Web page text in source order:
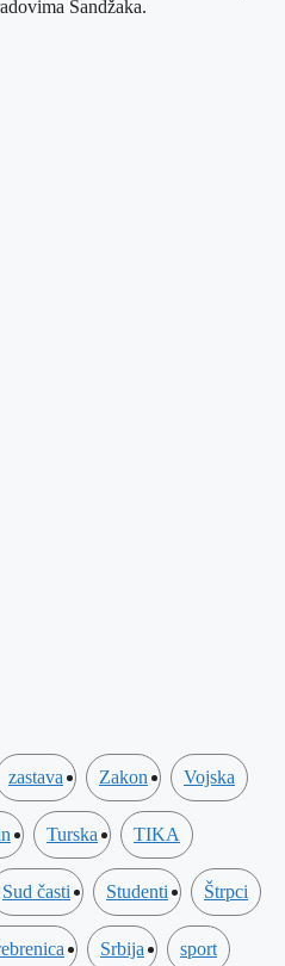
Sandžaka.
zastava Zakon Vojska
Turska TIKA
Sud časti Studenti Štrpci
Srbija sport